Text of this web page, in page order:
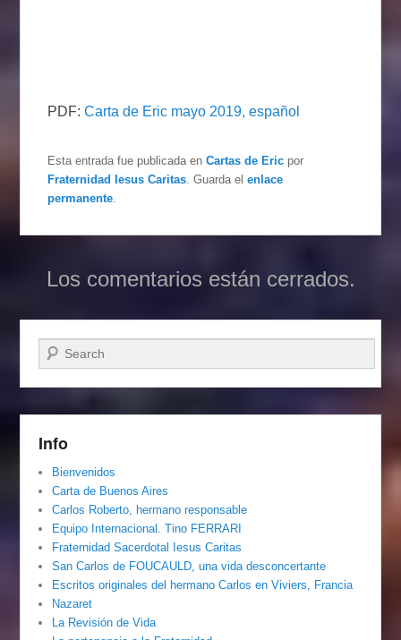
PDF:Carta de Eric mayo 2019, español
Esta entrada fue publicada enCartas de Eric por
Fraternidad Iesus Caritas . Guarda elenlace
permanente
Los comentarios están cerrados.
Buscar
Info
Bienvenidos
Carta de Buenos Aires
Carlos Roberto, hermano responsable
Equipo Internacional. Tino FERRARI
Fraternidad Sacerdotal Iesus Caritas
San Carlos de FOUCAULD, una vida desconcertante
Escritos originales del hermano Carlos en Viviers, Francia
Nazaret
La Revisión de Vida